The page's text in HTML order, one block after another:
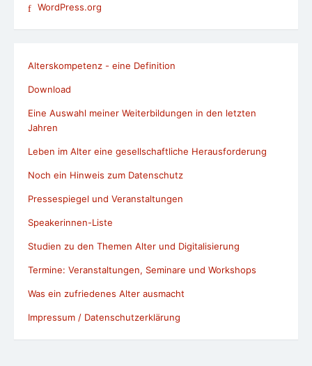
WordPress.org
Alterskompetenz - eine Definition
Download
Eine Auswahl meiner Weiterbildungen in den letzten
Jahren
Leben im Alter eine gesellschaftliche Herausforderung
Noch ein Hinweis zum Datenschutz
Pressespiegel und Veranstaltungen
Speakerinnen-Liste
Studien zu den Themen Alter und Digitalisierung
Termine: Veranstaltungen, Seminare und Workshops
Was ein zufriedenes Alter ausmacht
Impressum / Datenschutzerklärung